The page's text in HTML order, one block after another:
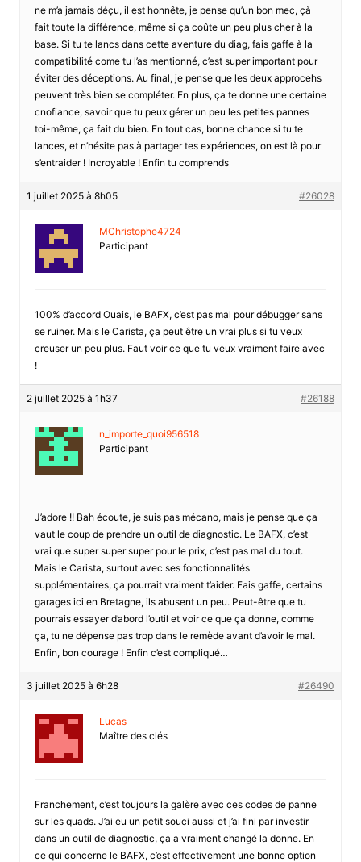
ne m’a jamais déçu, il est honnête, je pense qu’un bon mec, çà
fait toute la différence, même si ça coûte un peu plus cher à la
base. Si tu te lancs dans cette aventure du diag, fais gaffe à la
compatibilité come tu l’as mentionné, c’est super important pour
éviter des déceptions. Au final, je pense que les deux approcehs
peuvent très bien se compléter. En plus, ça te donne une certaine
cnofiance, savoir que tu peux gérer un peu les petites pannes
toi-même, ça fait du bien. En tout cas, bonne chance si tu te
lances, et n’hésite pas à partager tes expériences, on est là pour
s’entraider ! Incroyable ! Enfin tu comprends
1 juillet 2025 à 8h05 #26028
MChristophe4724
Participant
100% d’accord Ouais, le BAFX, c’est pas mal pour débugger sans
se ruiner. Mais le Carista, ça peut être un vrai plus si tu veux
creuser un peu plus. Faut voir ce que tu veux vraiment faire avec
!
2 juillet 2025 à 1h37 #26188
n_importe_quoi956518
Participant
J’adore !! Bah écoute, je suis pas mécano, mais je pense que ça
vaut le coup de prendre un outil de diagnostic. Le BAFX, c’est
vrai que super super super pour le prix, c’est pas mal du tout.
Mais le Carista, surtout avec ses fonctionnalités
supplémentaires, ça pourrait vraiment t’aider. Fais gaffe, certains
garages ici en Bretagne, ils abusent un peu. Peut-être que tu
pourrais essayer d’abord l’outil et voir ce que ça donne, comme
ça, tu ne dépense pas trop dans le remède avant d’avoir le mal.
Enfin, bon courage ! Enfin c’est compliqué…
3 juillet 2025 à 6h28 #26490
Lucas
Maître des clés
Franchement, c’est toujours la galère avec ces codes de panne
sur les quads. J’ai eu un petit souci aussi et j’ai fini par investir
dans un outil de diagnostic, ça a vraiment changé la donne. En
ce qui concerne le BAFX, c’est effectivement une bonne option